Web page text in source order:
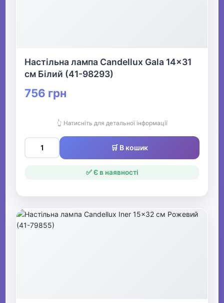
Настільна лампа Candellux Gala 14x31
см Білий (41-98293)
756 грн
👆 Натисніть для детальної інформації
🛒 В кошик
✅ Є в наявності